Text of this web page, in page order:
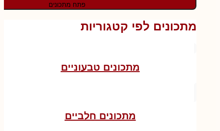
פתח מתכונים
מתכונים לפי קטגוריות
מתכונים טבעוניים
מתכונים חלביים